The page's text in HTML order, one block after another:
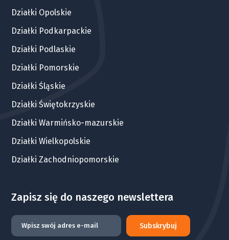
Działki Opolskie
Działki Podkarpackie
Działki Podlaskie
Działki Pomorskie
Działki Śląskie
Działki Świętokrzyskie
Działki Warmińsko-mazurskie
Działki Wielkopolskie
Działki Zachodniopomorskie
Zapisz się do naszego newslettera
Subskrybuj